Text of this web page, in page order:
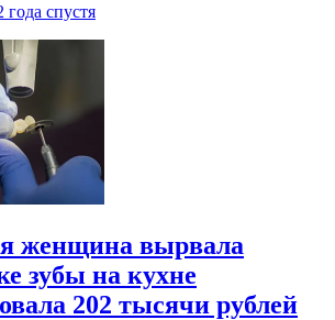
года спустя
женщина вырвала
зубы на кухне
202 тысячи рублей